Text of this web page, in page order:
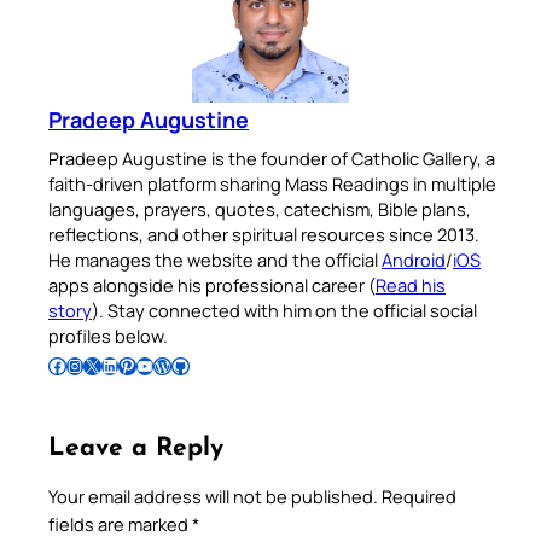
Pradeep Augustine
Pradeep Augustine is the founder of Catholic Gallery, a
faith-driven platform sharing Mass Readings in multiple
languages, prayers, quotes, catechism, Bible plans,
reflections, and other spiritual resources since 2013.
He manages the website and the officialAndroid/iOS
apps alongside his professional career (Read his
story). Stay connected with him on the official social
profiles below.
Follow Pradeep on Facebook Follow Pradeep on InstagramFollow Pradeep on X Follow Pradeep on LinkedIn Follow Pradeep on Pinterest Subscribe to Pradeep’s Youtube Channel Follow Pradeep on WordPress Follow Pradeep on GitHub
Leave a Reply
Your email address will not be published. Required
fields are marked *